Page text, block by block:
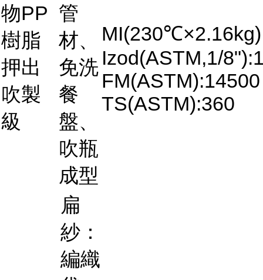
物PP
樹脂
押出
吹製
級
管
材、
免洗
餐
盤、
吹瓶
成型
Izod(ASTM,1/
FM(ASTM):14500
TS(ASTM):360
扁
紗：
編織